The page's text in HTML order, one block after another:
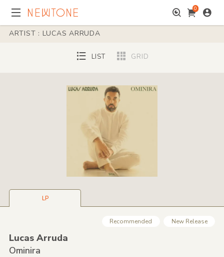
0
ARTIST : LUCAS ARRUDA
LIST GRID
LP
Recommended New Release
Lucas Arruda
Ominira